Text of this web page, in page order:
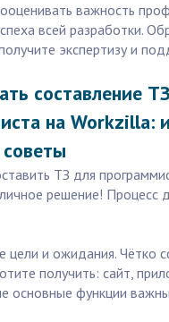
важность
всей разработки.
экспертизу и
составление
на Workzilla:
ТЗ для
решение! Процесс
цели и ожидания. Чётко
получить: сайт,
основные функции